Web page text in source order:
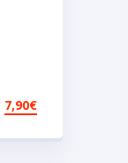
7,90€